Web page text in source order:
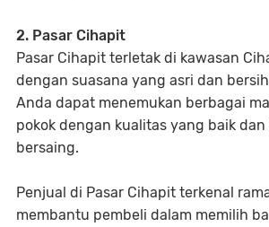
2. Pasar Cihapit
Pasar Cihapit terletak di kawasan
dengan suasana yang asri dan
Anda dapat menemukan berbagai
pokok dengan kualitas yang baik
bersaing.
Penjual di Pasar Cihapit terkenal
membantu pembeli dalam memilih